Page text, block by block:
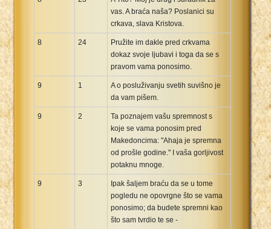
vas. A braća naša? Poslanici su
crkava, slava Kristova.
8 24
Pružite im dakle pred crkvama
dokaz svoje ljubavi i toga da se s
pravom vama ponosimo.
9 1
A o posluživanju svetih suvišno je
da vam pišem.
9 2
Ta poznajem vašu spremnost s
koje se vama ponosim pred
Makedoncima: "Ahaja je spremna
od prošle godine." I vaša gorljivost
potaknu mnoge.
9 3
Ipak šaljem braću da se u tome
pogledu ne opovrgne što se vama
ponosimo; da budete spremni kao
što sam tvrdio te se -